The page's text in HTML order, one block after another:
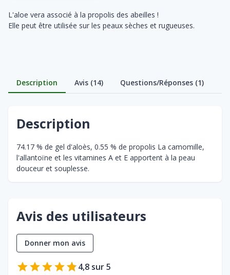
L'aloe vera associé à la propolis des abeilles !
Elle peut être utilisée sur les peaux sèches et rugueuses.
Description Avis (14) Questions/Réponses (1)
Description
74.17 % de gel d'aloès, 0.55 % de propolis La camomille,
l'allantoïne et les vitamines A et E apportent à la peau
douceur et souplesse.
Avis des utilisateurs
Donner mon avis
4,8 sur 5